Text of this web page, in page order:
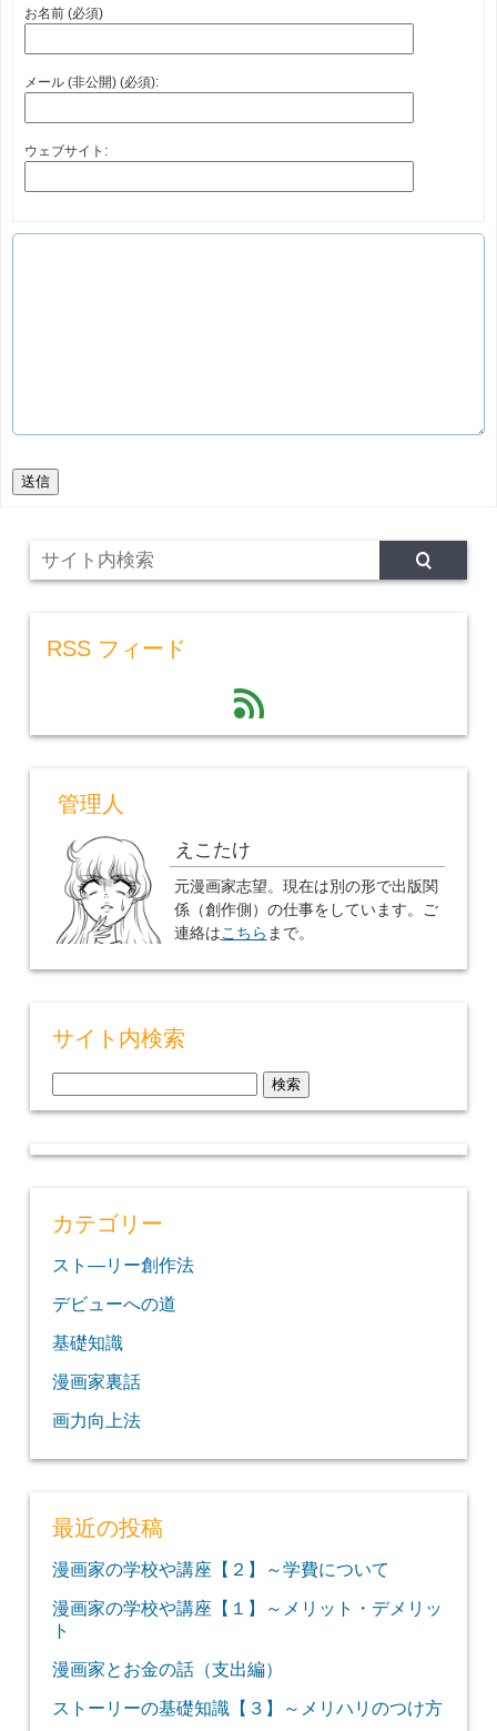
お名前 (必須)
メール (非公開) (必須):
ウェブサイト:
送信
RSS フィード
feed
管理人
えこたけ
元漫画家志望。現在は別の形で出版関
係（創作側）の仕事をしています。ご
連絡はこちら まで。
サイト内検索
索:
カテゴリー
スト―リー創作法
デビューへの道
基礎知識
漫画家裏話
画力向上法
最近の投稿
漫画家の学校や講座【２】～学費について
漫画家の学校や講座【１】～メリット・デメリッ
ト
漫画家とお金の話（支出編）
ストーリーの基礎知識【３】～メリハリのつけ方